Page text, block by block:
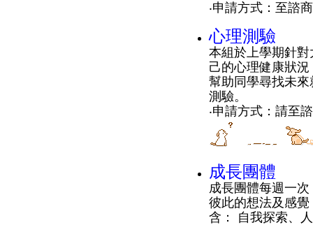
‧申請方式：至諮
心理測驗
本組於上學期針
己的心理健康狀
幫助同學尋找未
測驗。
‧申請方式：請至
成長團體
成長團體每週一
彼此的想法及感
含： 自我探索、